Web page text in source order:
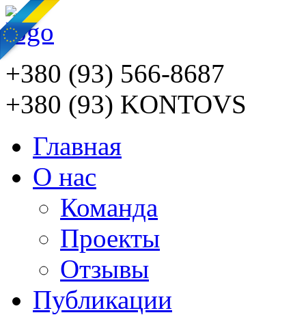
+380 (93) 566-8687
+380 (93) KONTOVS
Главная
О нас
Команда
Проекты
Отзывы
Публикации